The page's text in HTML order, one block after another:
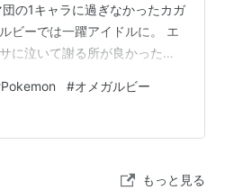
の1キャラに過ぎなかったカガ
ビーでは一躍アイドルに。 エ
に泣いて謝る所が良かったで
アできて本当に良かった。
Pokemon #オメガルビー
もっと見る